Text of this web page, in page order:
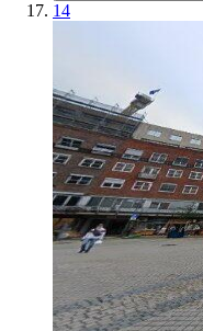
14